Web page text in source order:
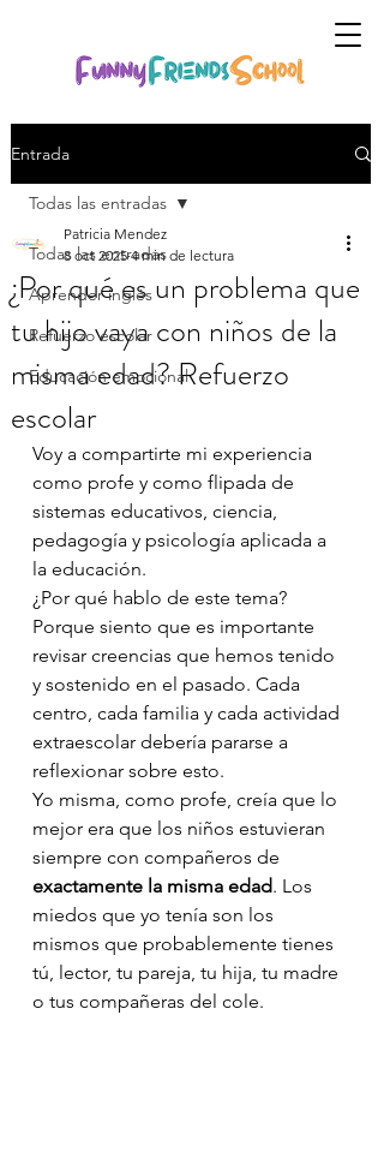
Entrada
Todas las entradas
Aprender inglés
Refuerzo escolar
Educación emocional
Todas las entradas
¿Por qué es un problema que
tu hijo vaya con niños de la
misma edad? Refuerzo
escolar
Patricia Mendez
8 oct 2025 4 min de lectura
Voy a compartirte mi experiencia
como profe y como flipada de
sistemas educativos, ciencia,
pedagogía y psicología aplicada a
la educación.
¿Por qué hablo de este tema?
Porque siento que es importante
revisar creencias que hemos tenido
y sostenido en el pasado. Cada
centro, cada familia y cada actividad
extraescolar debería pararse a
reflexionar sobre esto.
Yo misma, como profe, creía que lo
mejor era que los niños estuvieran
siempre con compañeros de
exactamente la misma edad. Los
miedos que yo tenía son los
mismos que probablemente tienes
tú, lector, tu pareja, tu hija, tu madre
o tus compañeras del cole.